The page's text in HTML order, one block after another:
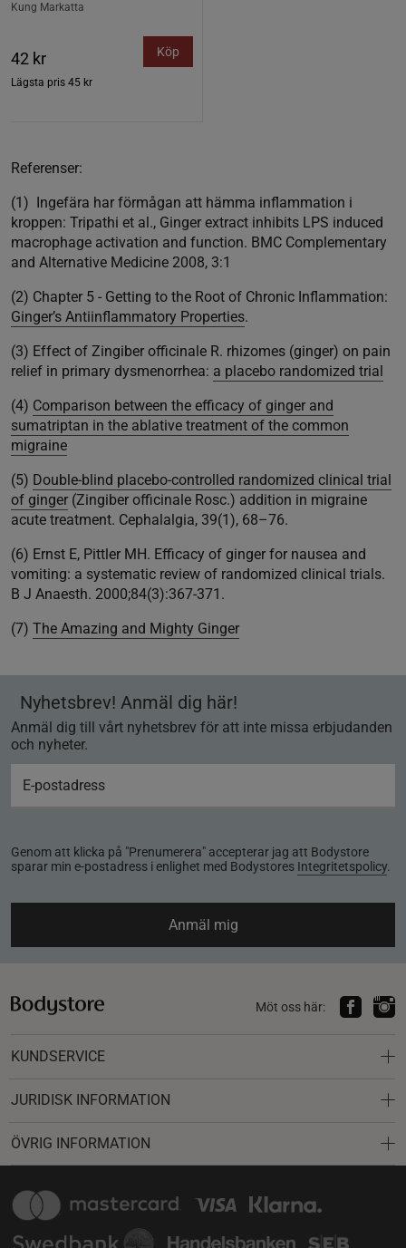
Kung Markatta
42 kr
Lägsta pris 45 kr
Köp
Referenser:
(1) Ingefära har förmågan att hämma inflammation i
kroppen: Tripathi et al., Ginger extract inhibits LPS induced
macrophage activation and function. BMC Complementary
and Alternative Medicine 2008, 3:1
(2) Chapter 5 - Getting to the Root of Chronic Inflammation:
Ginger’s Antiinflammatory Properties.
(3) Effect of Zingiber officinale R. rhizomes (ginger) on pain
relief in primary dysmenorrhea: a placebo randomized trial
(4) Comparison between the efficacy of ginger and
sumatriptan in the ablative treatment of the common
migraine
(5) Double-blind placebo-controlled randomized clinical trial
of ginger (Zingiber officinale Rosc.) addition in migraine
acute treatment. Cephalalgia, 39(1), 68–76.
(6) Ernst E, Pittler MH. Efficacy of ginger for nausea and
vomiting: a systematic review of randomized clinical trials.
B J Anaesth. 2000;84(3):367-371.
(7) The Amazing and Mighty Ginger
Nyhetsbrev! Anmäl dig här!
Anmäl dig till vårt nyhetsbrev för att inte missa erbjudanden
och nyheter.
Genom att klicka på "Prenumerera" accepterar jag att Bodystore
sparar min e-postadress i enlighet med Bodystores Integritetspolicy.
Anmäl mig
Möt oss här:
KUNDSERVICE
JURIDISK INFORMATION
ÖVRIG INFORMATION